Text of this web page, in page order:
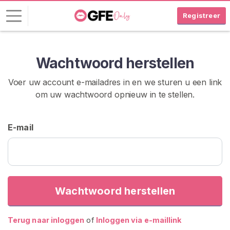
Registreer
Wachtwoord herstellen
Voer uw account e-mailadres in en we sturen u een link
om uw wachtwoord opnieuw in te stellen.
E-mail
Wachtwoord herstellen
Terug naar inloggen of Inloggen via e-maillink
n
o
g
e
n
R
A
S
E